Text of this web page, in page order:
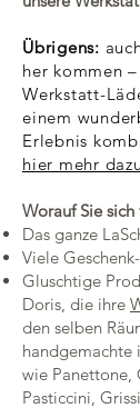
Übrigens:
her kommen
Werkstatt-
einem
Erlebnis
hier mehr
Worauf Sie
Das ganze
Viele
Gluschtige
Doris, die ihre
den selben
handgemachte
wie Panettone,
Pasticcini,